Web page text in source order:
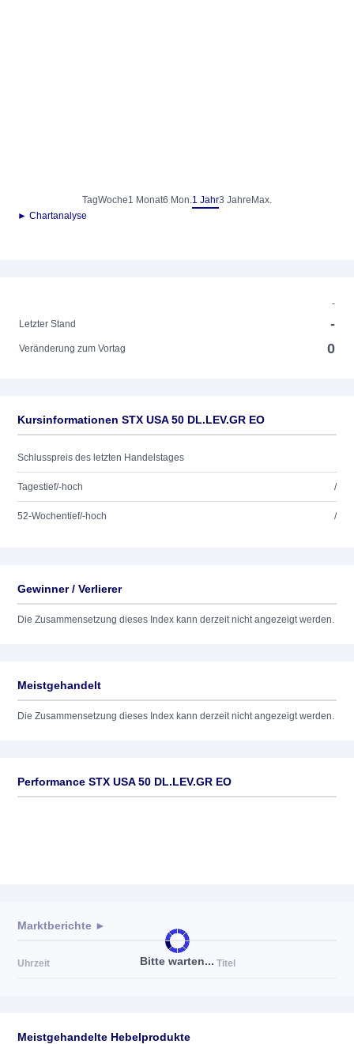
TagWoche1 Monat6 Mon.1 Jahr3 Jahre Max.
► Chartanalyse
-
Letzter Stand
-
Veränderung zum Vortag 0
Kursinformationen STX USA 50 DL.LEV.GR EO
Schlusspreis des letzten Handelstages
Tagestief/-hoch /
52-Wochentief/-hoch /
Gewinner / Verlierer
Die Zusammensetzung dieses Index kann derzeit nicht angezeigt werden.
Meistgehandelt
Die Zusammensetzung dieses Index kann derzeit nicht angezeigt werden.
Performance STX USA 50 DL.LEV.GR EO
Bitte warten...
Marktberichte ►
Uhrzeit Titel
Meistgehandelte Hebelprodukte